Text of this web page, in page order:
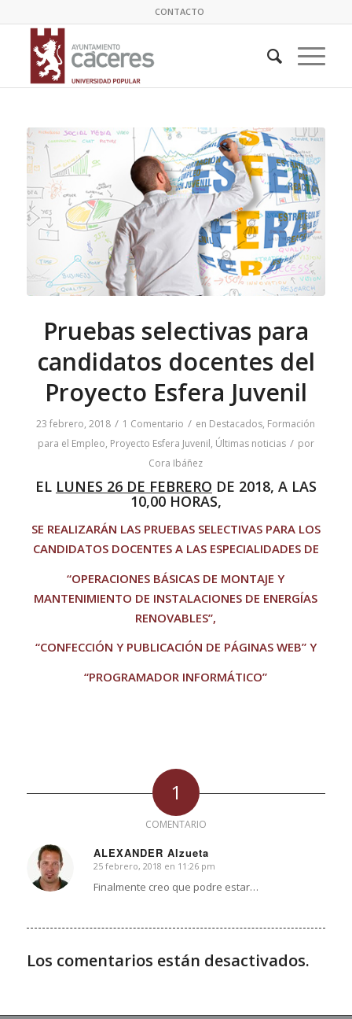
CONTACTO
Pruebas selectivas para
candidatos docentes del
Proyecto Esfera Juvenil
23 febrero, 2018 / 1 Comentario / en Destacados, Formación
para el Empleo, Proyecto Esfera Juvenil, Últimas noticias / por
Cora Ibáñez
EL LUNES 26 DE FEBRERO DE 2018, A LAS
10,00 HORAS,
SE REALIZARÁN LAS PRUEBAS SELECTIVAS PARA LOS
CANDIDATOS DOCENTES A LAS ESPECIALIDADES DE
“OPERACIONES BÁSICAS DE MONTAJE Y
MANTENIMIENTO DE INSTALACIONES DE ENERGÍAS
RENOVABLES”,
“CONFECCIÓN Y PUBLICACIÓN DE PÁGINAS WEB” Y
“PROGRAMADOR INFORMÁTICO”
1
COMENTARIO
ALEXANDER Alzueta
Dice:
25 febrero, 2018 en 11:26 pm
Finalmente creo que podre estar…
Los comentarios están desactivados.